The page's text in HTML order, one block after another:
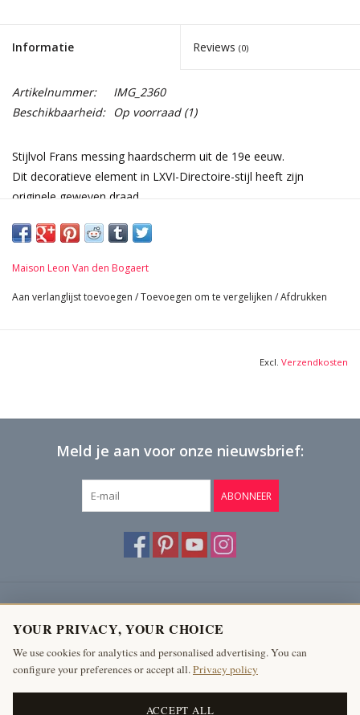
Informatie Reviews (0)
Artikelnummer:
IMG_2360
Beschikbaarheid: Op voorraad(1)
Stijlvol Frans messing haardscherm uit de 19e eeuw.
Dit decoratieve element in LXVI-Directoire-stijl heeft zijn
originele geweven draad.
Afmetingen:
58 cm Hoogte 22,83 Inch
33 cm Breed 12,99 Inch
Maison Leon Van den Bogaert
Aan verlanglijst toevoegen /Toevoegen om te vergelijken /Afdrukken
Excl. Verzendkosten
Meld je aan voor onze nieuwsbrief:
ABONNEER
Producten
Mijn account
The Antique Fireplace Bank
YOUR PRIVACY, YOUR CHOICE
We use cookies for analytics and personalised advertising. You can
configure your preferences or accept all.Privacy policy
ACCEPT ALL